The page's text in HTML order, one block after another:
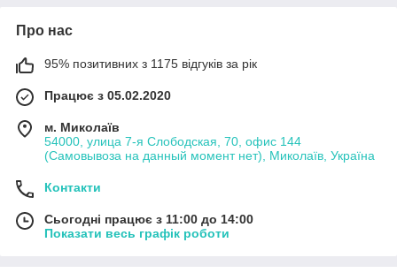
Про нас
95% позитивних з 1175 відгуків за рік
Працює з 05.02.2020
м. Миколаїв
54000, улица 7-я Слободская, 70, офис 144
(Самовывоза на данный момент нет), Миколаїв, Україна
Контакти
Сьогодні працює з 11:00 до 14:00
Показати весь графік роботи